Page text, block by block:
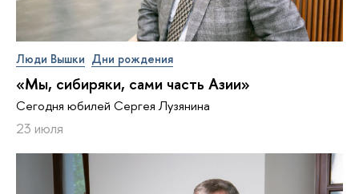
Люди Вышки Дни рождения
«Мы, сибиряки, сами часть Азии»
Сегодня юбилей Сергея Лузянина
23 июля